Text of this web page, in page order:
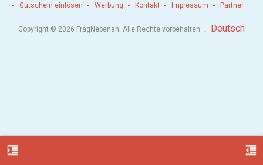
format_indent_increase format_indent_decrease
Gutschein einlösen
Werbung Kontakt Impressum Partner
Copyright © 2026 FragNebenan. Alle Rechte vorbehalten . Deutsch